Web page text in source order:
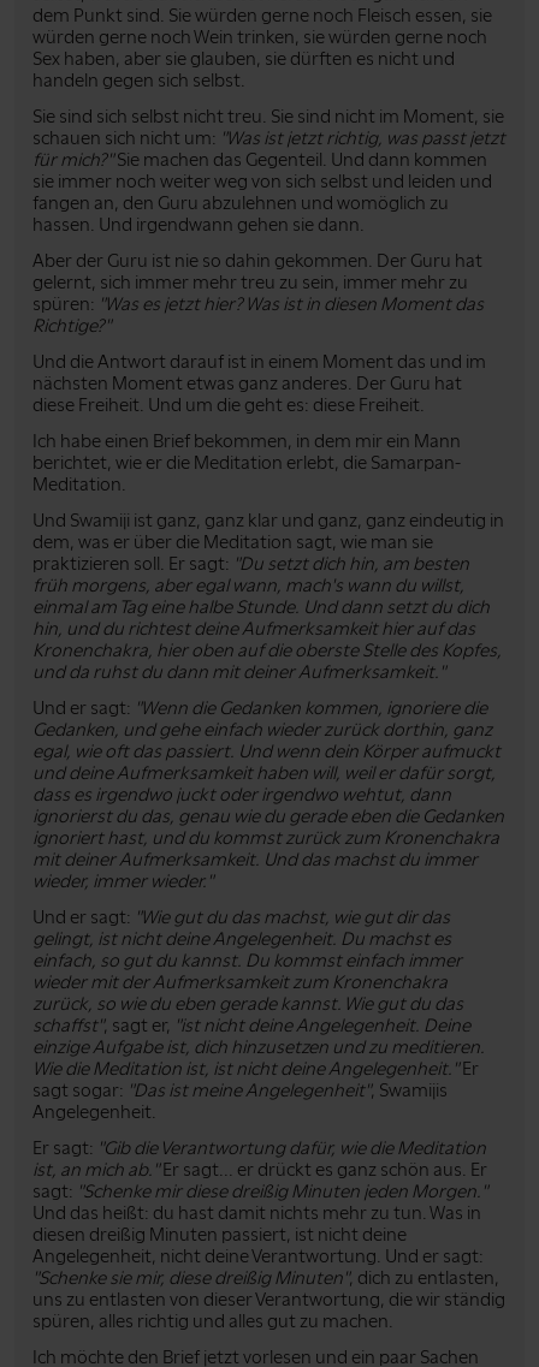
dem Punkt sind. Sie würden gerne noch Fleisch essen, sie
würden gerne noch Wein trinken, sie würden gerne noch
Sex haben, aber sie glauben, sie dürften es nicht und
handeln gegen sich selbst.
Sie sind sich selbst nicht treu. Sie sind nicht im Moment, sie
schauen sich nicht um: "Was ist jetzt richtig, was passt jetzt
für mich?"Sie machen das Gegenteil. Und dann kommen
sie immer noch weiter weg von sich selbst und leiden und
fangen an, den Guru abzulehnen und womöglich zu
hassen. Und irgendwann gehen sie dann.
Aber der Guru ist nie so dahin gekommen. Der Guru hat
gelernt, sich immer mehr treu zu sein, immer mehr zu
spüren: "Was es jetzt hier? Was ist in diesen Moment das
Richtige?"
Und die Antwort darauf ist in einem Moment das und im
nächsten Moment etwas ganz anderes. Der Guru hat
diese Freiheit. Und um die geht es: diese Freiheit.
Ich habe einen Brief bekommen, in dem mir ein Mann
berichtet, wie er die Meditation erlebt, die Samarpan-
Meditation.
Und Swamiji ist ganz, ganz klar und ganz, ganz eindeutig in
dem, was er über die Meditation sagt, wie man sie
praktizieren soll. Er sagt: "Du setzt dich hin, am besten
früh morgens, aber egal wann, mach's wann du willst,
einmal am Tag eine halbe Stunde. Und dann setzt du dich
hin, und du richtest deine Aufmerksamkeit hier auf das
Kronenchakra, hier oben auf die oberste Stelle des Kopfes,
und da ruhst du dann mit deiner Aufmerksamkeit."
Und er sagt: "Wenn die Gedanken kommen, ignoriere die
Gedanken, und gehe einfach wieder zurück dorthin, ganz
egal, wie oft das passiert. Und wenn dein Körper aufmuckt
und deine Aufmerksamkeit haben will, weil er dafür sorgt,
dass es irgendwo juckt oder irgendwo wehtut, dann
ignorierst du das, genau wie du gerade eben die Gedanken
ignoriert hast, und du kommst zurück zum Kronenchakra
mit deiner Aufmerksamkeit. Und das machst du immer
wieder, immer wieder."
Und er sagt: "Wie gut du das machst, wie gut dir das
gelingt, ist nicht deine Angelegenheit. Du machst es
einfach, so gut du kannst. Du kommst einfach immer
wieder mit der Aufmerksamkeit zum Kronenchakra
zurück, so wie du eben gerade kannst. Wie gut du das
schaffst", sagt er, "ist nicht deine Angelegenheit. Deine
einzige Aufgabe ist, dich hinzusetzen und zu meditieren.
Wie die Meditation ist, ist nicht deine Angelegenheit."Er
sagt sogar: "Das ist meine Angelegenheit", Swamijis
Angelegenheit.
Er sagt: "Gib die Verantwortung dafür, wie die Meditation
ist, an mich ab."Er sagt... er drückt es ganz schön aus. Er
sagt: "Schenke mir diese dreißig Minuten jeden Morgen."
Und das heißt: du hast damit nichts mehr zu tun. Was in
diesen dreißig Minuten passiert, ist nicht deine
Angelegenheit, nicht deine Verantwortung. Und er sagt:
"Schenke sie mir, diese dreißig Minuten", dich zu entlasten,
uns zu entlasten von dieser Verantwortung, die wir ständig
spüren, alles richtig und alles gut zu machen.
Ich möchte den Brief jetzt vorlesen und ein paar Sachen